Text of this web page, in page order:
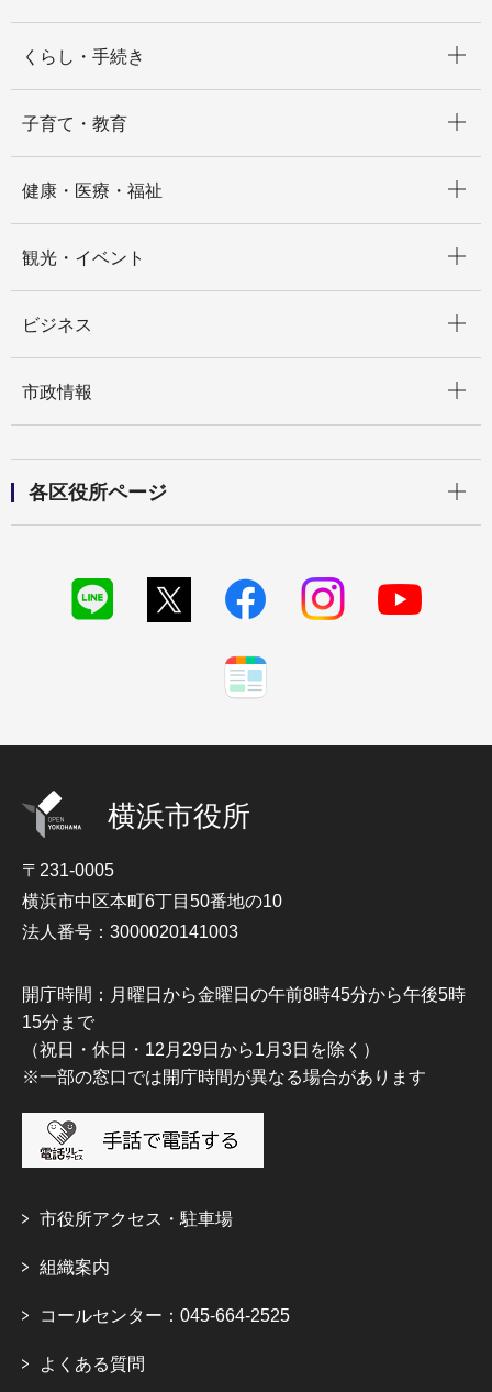
くらし・手続き
子育て・教育
健康・医療・福祉
観光・イベント
ビジネス
市政情報
各区役所ページ
横浜市役所
〒231-0005
横浜市中区本町6丁目50番地の10
法人番号：3000020141003
開庁時間：月曜日から金曜日の午前8時45分から午後5時
15分まで
（祝日・休日・12月29日から1月3日を除く）
※一部の窓口では開庁時間が異なる場合があります
市役所アクセス・駐車場
組織案内
コールセンター：045-664-2525
よくある質問